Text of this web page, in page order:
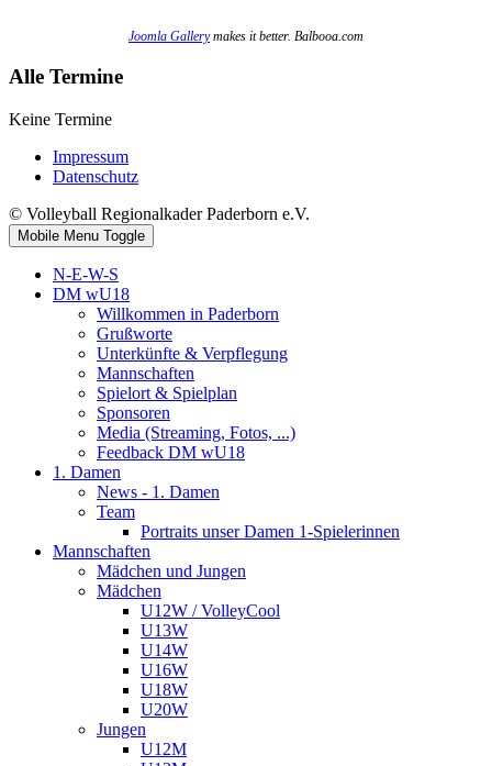
Joomla Gallerymakes it better. Balbooa.com
Alle Termine
Keine Termine
Impressum
Datenschutz
© Volleyball Regionalkader Paderborn e.V.
Mobile Menu Toggle
N-E-W-S
DM wU18
Willkommen in Paderborn
Grußworte
Unterkünfte & Verpflegung
Mannschaften
Spielort & Spielplan
Sponsoren
Media (Streaming, Fotos, ...)
Feedback DM wU18
1. Damen
News - 1. Damen
Team
Portraits unser Damen 1-Spielerinnen
Mannschaften
Mädchen und Jungen
Mädchen
U12W / VolleyCool
U13W
U14W
U16W
U18W
U20W
Jungen
U12M